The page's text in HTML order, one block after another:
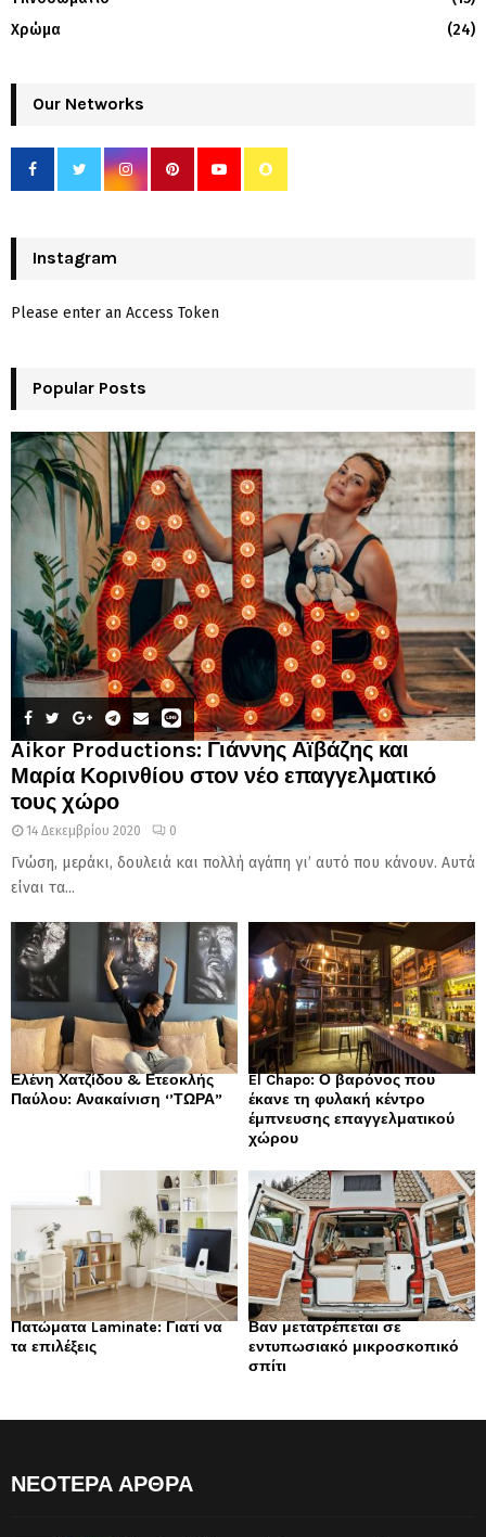
Χρώμα
(24)
Our Networks
Instagram
Please enter an Access Token
Popular Posts
Aikor Productions: Γιάννης Αϊβάζης και
Μαρία Κορινθίου στον νέο επαγγελματικό
τους χώρο
14 Δεκεμβρίου 2020 0
Γνώση, μεράκι, δουλειά και πολλή αγάπη γι’ αυτό που κάνουν. Αυτά
είναι τα...
Ελένη Χατζίδου & Ετεοκλής
Παύλου: Ανακαίνιση ‘’ΤΩΡΑ”
El Chapo: Ο βαρόνος που
έκανε τη φυλακή κέντρο
έμπνευσης επαγγελματικού
χώρου
Πατώματα Laminate: Γιατί να
τα επιλέξεις
Βαν μετατρέπεται σε
εντυπωσιακό μικροσκοπικό
σπίτι
ΝΕΟΤΕΡΑ ΑΡΘΡΑ